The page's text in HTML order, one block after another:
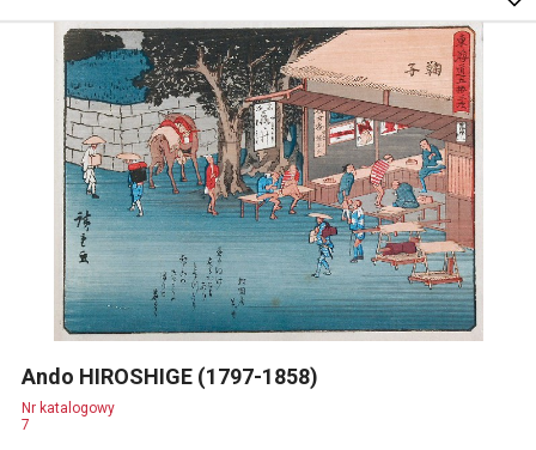
Ando HIROSHIGE (1797-1858)
Nr katalogowy
7